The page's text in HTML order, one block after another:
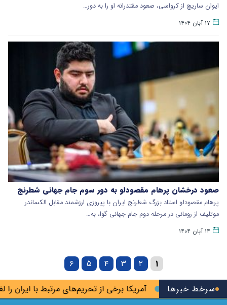
سرخط خبرهاآمریکا برخی از تحریم‌های مرتبط با ایران را لغو کرد
ایوان ساریچ از کرواسی، صعود مقتدرانه او را به دور…
۱۷ آبان ۱۴۰۴
صعود درخشان پرهام مقصودلو به دور سوم جام جهانی شطرنج
پرهام مقصودلو استاد بزرگ شطرنج ایران با پیروزی ارزشمند مقابل الکساندر
موتلیف از رومانی در مرحله دوم جام جهانی گوا، به…
۱۴ آبان ۱۴۰۴
۱ ۲ ۳ ۴ ۵ ۶